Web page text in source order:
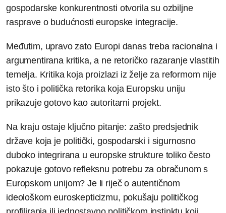
gospodarske konkurentnosti otvorila su ozbiljne
rasprave o budućnosti europske integracije.
Međutim, upravo zato Europi danas treba racionalna i
argumentirana kritika, a ne retoričko razaranje vlastitih
temelja. Kritika koja proizlazi iz želje za reformom nije
isto što i politička retorika koja Europsku uniju
prikazuje gotovo kao autoritarni projekt.
Na kraju ostaje ključno pitanje: zašto predsjednik
države koja je politički, gospodarski i sigurnosno
duboko integrirana u europske strukture toliko često
pokazuje gotovo refleksnu potrebu za obračunom s
Europskom unijom? Je li riječ o autentičnom
ideološkom euroskepticizmu, pokušaju političkog